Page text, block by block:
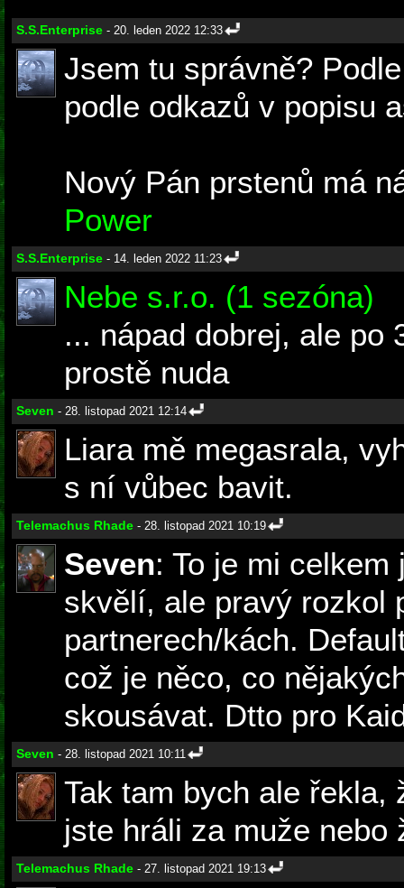
S.S.Enterprise - 20. leden 2022 12:33
Jsem tu správně?
podle odkazů v popisu
Nový Pán prstenů má
Power
S.S.Enterprise - 14. leden 2022 11:23
Nebe s.r.o. (1 sezóna)
... nápad dobrej, ale po
prostě nuda
Seven - 28. listopad 2021 12:14
Liara mě megasrala,
s ní vůbec bavit.
Telemachus Rhade - 28. listopad 2021 10:19
Seven: To je mi
skvělí, ale pravý rozkol
partnerech/kách.
což je něco, co
skousávat. Dtto pro
Seven - 28. listopad 2021 10:11
Tak tam bych ale řekla,
jste hráli za muže nebo
Telemachus Rhade - 27. listopad 2021 19:13